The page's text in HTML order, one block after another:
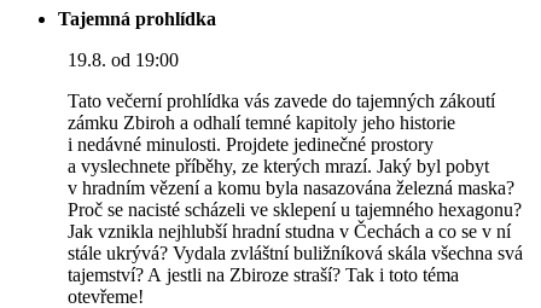
Tajemná prohlídka
19.8. od 19:00
Tato večerní prohlídka vás zavede do tajemných zákoutí
zámku Zbiroh a odhalí temné kapitoly jeho historie
i nedávné minulosti. Projdete jedinečné prostory
a vyslechnete příběhy, ze kterých mrazí. Jaký byl pobyt
v hradním vězení a komu byla nasazována železná maska?
Proč se nacisté scházeli ve sklepení u tajemného hexagonu?
Jak vznikla nejhlubší hradní studna v Čechách a co se v ní
stále ukrývá? Vydala zvláštní buližníková skála všechna svá
tajemství? A jestli na Zbiroze straší? Tak i toto téma
otevřeme!